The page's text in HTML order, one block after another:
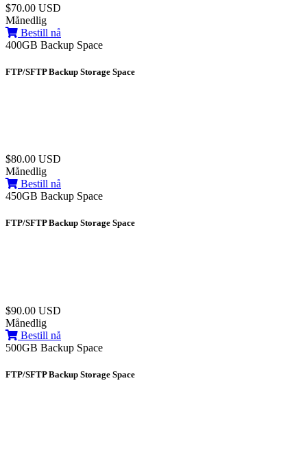
$70.00 USD
Månedlig
Bestill nå
400GB Backup Space
FTP/SFTP Backup Storage Space
$80.00 USD
Månedlig
Bestill nå
450GB Backup Space
FTP/SFTP Backup Storage Space
$90.00 USD
Månedlig
Bestill nå
500GB Backup Space
FTP/SFTP Backup Storage Space